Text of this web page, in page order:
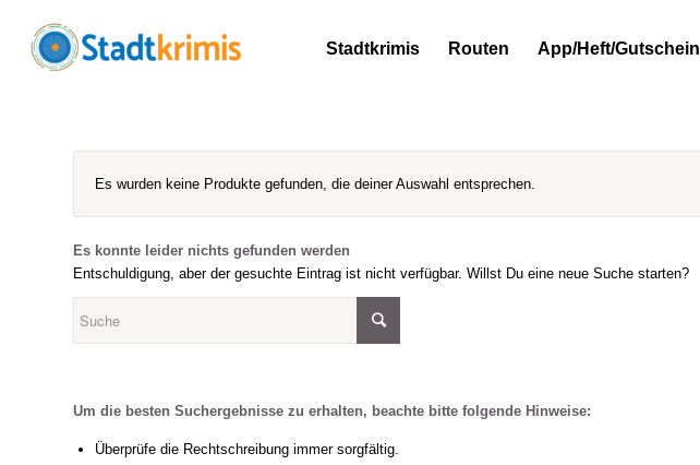
Stadtkrimis Routen App/Heft/Gutschein
Es wurden keine Produkte gefunden, die deiner Auswahl entsprechen.
Es konnte leider nichts gefunden werden
Entschuldigung, aber der gesuchte Eintrag ist nicht verfügbar. Willst Du eine neue Suche starten?
Um die besten Suchergebnisse zu erhalten, beachte bitte folgende Hinweise:
Überprüfe die Rechtschreibung immer sorgfältig.